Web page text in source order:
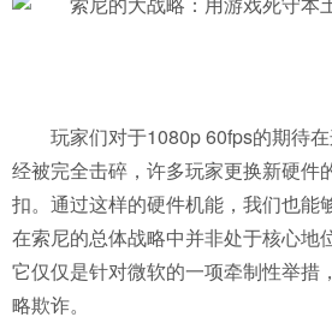
玩家们对于1080p 60fps的期待
经被完全击碎，许多玩家更换新硬件
扣。通过这样的硬件机能，我们也能
在索尼的总体战略中并非处于核心地
它仅仅是针对微软的一项牵制性举措
略欺诈。